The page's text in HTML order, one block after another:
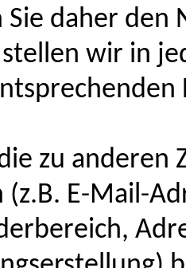
Sie daher
wir in
zu anderen
E-Mail-